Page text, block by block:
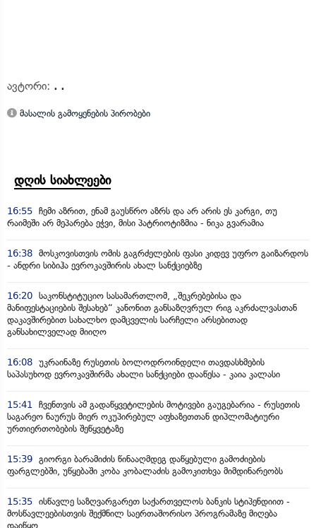
ავტორი: . .
მასალის გამოყენების პირობები
დღის სიახლეები
16:55 ჩემი აზრით, ენამ გაუსწრო აზრს და არ არის ეს კარგი, თუ
რაიმეში არ მეპარება ეჭვი, მისი პატრიოტიზმია - ნიკა გვარამია
16:38 მოსკოვისთვის ომის გაგრძელების ფასი კიდევ უფრო გაიზარდოს
- ანდრი სიბიჰა ევროკავშირის ახალ სანქციებზე
16:20 საკონსტიტუციო სასამართლომ, „შეკრებებისა და
მანიფესტაციების შესახებ“ კანონით განსაზღვრულ რიგ აკრძალვასთან
დაკავშირებით სახალხო დამცველის სარჩელი არსებითად
განსახილველად მიიღო
16:08 უკრაინაზე რუსეთის ბოლოდროინდელი თავდასხმების
საპასუხოდ ევროკავშირმა ახალი სანქციები დააწესა - კაია კალასი
15:41 ჩვენთვის ამ გადაწყვეტილების მოტივები გაუგებარია - რუსეთის
საგარეო ნაურუს მიერ ოკუპირებულ აფხაზეთთან დიპლომატიური
ურთიერთობების შეწყვეტაზე
15:39 გიორგი ბარამიძის წინააღმდეგ დაწყებული გამოძიების
ფარგლებში, უწყებაში კობა კობალაძის გამოკითხვა მიმდინარეობს
15:35 ისწავლე საზღვარგარეთ საქართველოს ბანკის სტიპენდიით -
მოსწავლეებისთვის შექმნილ საერთაშორისო პროგრამაზე მიღება
დაიწყო